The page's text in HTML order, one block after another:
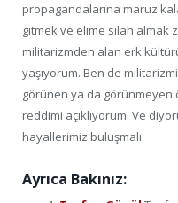
propagandalarına maruz
gitmek ve elime silah almak
militarizmden alan erk
yaşıyorum. Ben de
görünen ya da görünmeyen
reddimi açıklıyorum. Ve
hayallerimiz buluşmalı.
Ayrıca Bakınız: